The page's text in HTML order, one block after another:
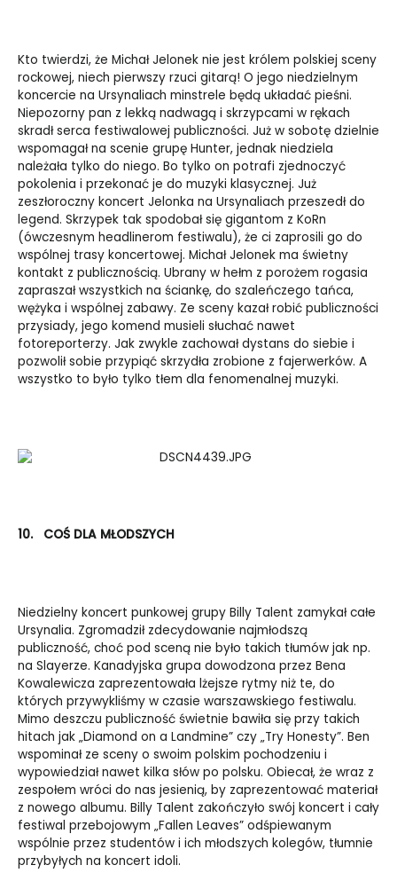
Kto twierdzi, że Michał Jelonek nie jest królem polskiej sceny
rockowej, niech pierwszy rzuci gitarą! O jego niedzielnym
koncercie na Ursynaliach minstrele będą układać pieśni.
Niepozorny pan z lekką nadwagą i skrzypcami w rękach
skradł serca festiwalowej publiczności. Już w sobotę dzielnie
wspomagał na scenie grupę Hunter, jednak niedziela
należała tylko do niego. Bo tylko on potrafi zjednoczyć
pokolenia i przekonać je do muzyki klasycznej. Już
zeszłoroczny koncert Jelonka na Ursynaliach przeszedł do
legend. Skrzypek tak spodobał się gigantom z KoRn
(ówczesnym headlinerom festiwalu), że ci zaprosili go do
wspólnej trasy koncertowej. Michał Jelonek ma świetny
kontakt z publicznością. Ubrany w hełm z porożem rogasia
zapraszał wszystkich na ściankę, do szaleńczego tańca,
wężyka i wspólnej zabawy. Ze sceny kazał robić publiczności
przysiady, jego komend musieli słuchać nawet
fotoreporterzy. Jak zwykle zachował dystans do siebie i
pozwolił sobie przypiąć skrzydła zrobione z fajerwerków. A
wszystko to było tylko tłem dla fenomenalnej muzyki.
10. COŚ DLA MŁODSZYCH
Niedzielny koncert punkowej grupy Billy Talent zamykał całe
Ursynalia. Zgromadził zdecydowanie najmłodszą
publiczność, choć pod sceną nie było takich tłumów jak np.
na Slayerze. Kanadyjska grupa dowodzona przez Bena
Kowalewicza zaprezentowała lżejsze rytmy niż te, do
których przywykliśmy w czasie warszawskiego festiwalu.
Mimo deszczu publiczność świetnie bawiła się przy takich
hitach jak „Diamond on a Landmine” czy „Try Honesty”. Ben
wspominał ze sceny o swoim polskim pochodzeniu i
wypowiedział nawet kilka słów po polsku. Obiecał, że wraz z
zespołem wróci do nas jesienią, by zaprezentować materiał
z nowego albumu. Billy Talent zakończyło swój koncert i cały
festiwal przebojowym „Fallen Leaves” odśpiewanym
wspólnie przez studentów i ich młodszych kolegów, tłumnie
przybyłych na koncert idoli.